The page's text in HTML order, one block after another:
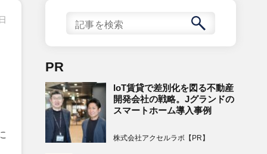
PR
IoT賃貸で差別化を図る不動産
開発会社の戦略。Jグランドの
スマートホーム導入事例
株式会社アクセルラボ【PR】